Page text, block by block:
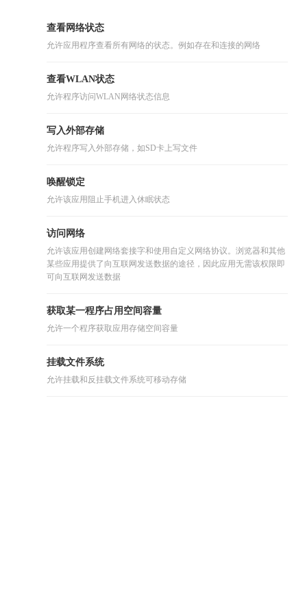
查看网络状态
允许应用程序查看所有网络的状态。例如存在和连接的网络
查看WLAN状态
允许程序访问WLAN网络状态信息
写入外部存储
允许程序写入外部存储，如SD卡上写文件
唤醒锁定
允许该应用阻止手机进入休眠状态
访问网络
允许该应用创建网络套接字和使用自定义网络协议。浏览器和其他
某些应用提供了向互联网发送数据的途径，因此应用无需该权限即
可向互联网发送数据
获取某一程序占用空间容量
允许一个程序获取应用存储空间容量
挂载文件系统
允许挂载和反挂载文件系统可移动存储